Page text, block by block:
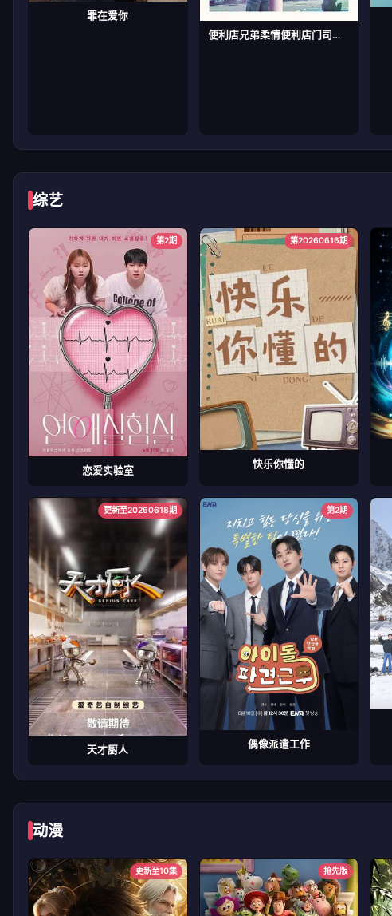
罪在爱你
便利店兄弟柔情便利店门司港小金村门市
综艺
第2期
恋爱实验室
第20260616期
快乐你懂的
更新至20260618期
天才厨人
第2期
偶像派遣工作
动漫
更新至10集 抢先版